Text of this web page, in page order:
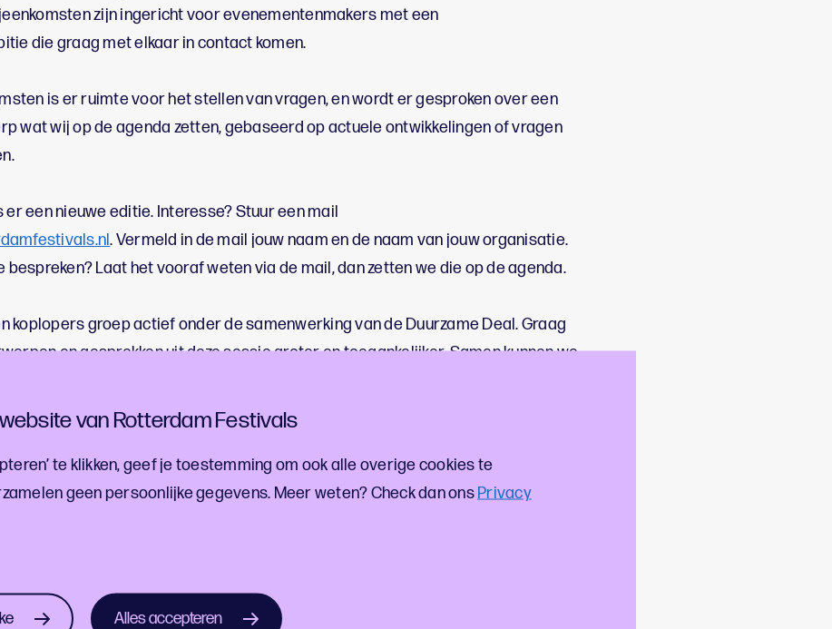
van Rotterdam Festivals
te klikken, geef je toestemming om ook alle overige cookies te
geen persoonlijke gegevens. Meer weten? Check dan onsPrivacy
Alles accepteren
zijn ingericht voor evenementenmakers met een
die graag met elkaar in contact komen.
is er ruimte voor het stellen van vragen, en wordt er gesproken over een
wat wij op de agenda zetten, gebaseerd op actuele ontwikkelingen of vragen
een nieuwe editie. Interesse? Stuur een mail
. Vermeld in de mail jouw naam en de naam van jouw organisatie.
bespreken? Laat het vooraf weten via de mail, dan zetten we die op de agenda.
koplopers groep actief onder de samenwerking van de Duurzame Deal. Graag
en gesprekken uit deze sessie groter en toegankelijker. Samen kunnen we
deze of één van onze volgende bijeenkomsten!